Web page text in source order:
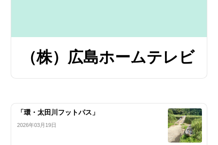
（株）広島ホームテレビ
「環・太田川フットパス」
2026年03月19日